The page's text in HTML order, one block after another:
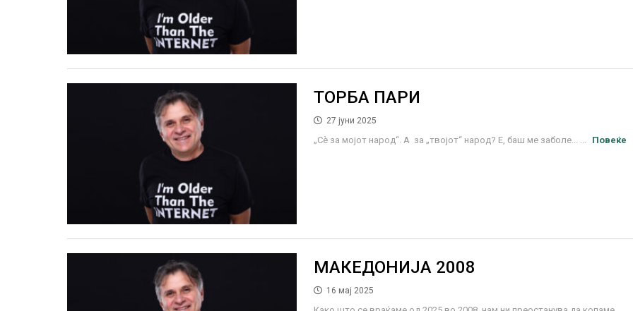
ТОРБА ПАРИ
27 јуни 2025
„Сѐ за мојот народ“. А за „твојот“ народ? Е, баш ме заболе... ... Повеќе
МАКЕДОНИЈА 2008
16 мај 2025